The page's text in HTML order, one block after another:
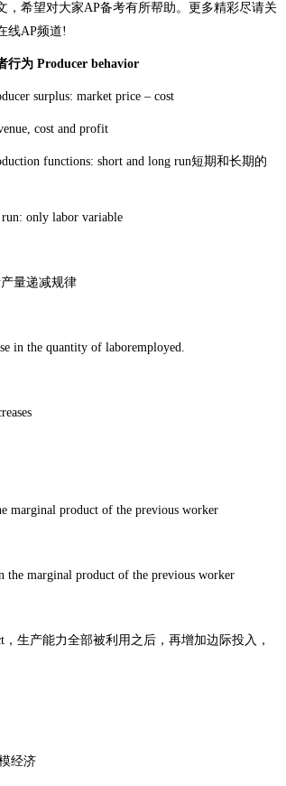
，希望对大家AP备考有所帮助。更多精彩尽请关
线AP频道!
行为 Producer behavior
surplus: market price – cost
cost and profit
functions: short and long run短期和长期的
only labor variable
量递减规律
in the quantity of laboremployed.
product of the previous worker
marginal product of the previous worker
生产能力全部被利用之后，再增加边际投入，
经济